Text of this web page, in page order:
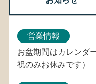
営業情報
お盆期間はカレンダ
祝のみお休みです）